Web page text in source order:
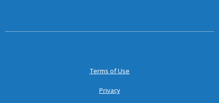
Terms of Use
Privacy